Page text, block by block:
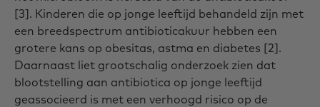
[3]. Kinderen die op jonge leeftijd behandeld zijn met
een breedspectrum antibioticakuur hebben een
grotere kans op obesitas, astma en diabetes [2].
Daarnaast liet grootschalig onderzoek zien dat
blootstelling aan antibiotica op jonge leeftijd
geassocieerd is met een verhoogd risico op de